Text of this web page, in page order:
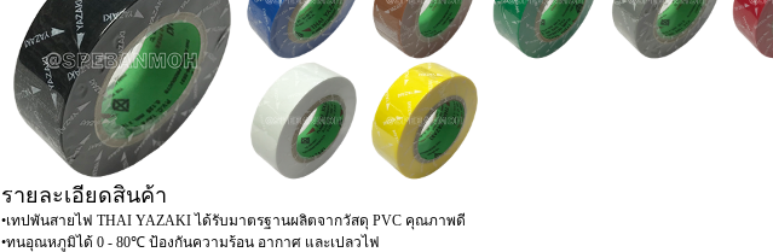
รายละเอียดสินค้า
•เทปพันสายไฟ THAI YAZAKI ได้รับมาตรฐานผลิตจากวัสดุ PVC คุณภาพดี
•ทนอุณหภูมิได้ 0 - 80℃ ป้องกันความร้อน อากาศ และเปลวไฟ